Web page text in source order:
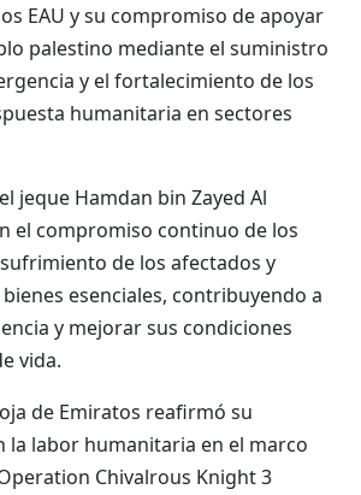
EAU y su compromiso de apoyar
palestino mediante el suministro
y el fortalecimiento de los
humanitaria en sectores
jeque Hamdan bin Zayed Al
el compromiso continuo de los
de los afectados y
esenciales, contribuyendo a
y mejorar sus condiciones
vida.
de Emiratos reafirmó su
la labor humanitaria en el marco
Chivalrous Knight 3